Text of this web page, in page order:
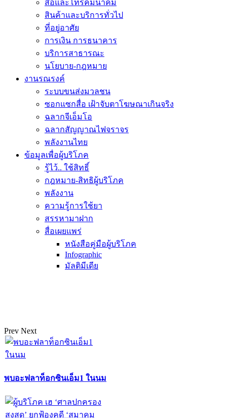
สื่อและโทรคมนาคม
สินค้าและบริการทั่วไป
ที่อยู่อาศัย
การเงิน การธนาคาร
บริการสาธารณะ
นโยบาย-กฎหมาย
งานรณรงค์
ระบบขนส่งมวลชน
ซอกแซกสื่อ เฝ้าจับตาโฆษณาเกินจริง
ฉลากจีเอ็มโอ
ฉลากสัญญาณไฟจราจร
พลังงานไทย
ข้อมูลเพื่อผู้บริโภค
รู้ไว้.. ใช้สิทธิ์
กฎหมาย-สิทธิผู้บริโภค
พลังงาน
ความรู้การใช้ยา
สรรหามาฝาก
สื่อเผยแพร่
หนังสือคู่มือผู้บริโภค
Infographic
มัลติมีเดีย
Prev Next
พบอะฟลาท็อกซินเอ็ม1 ในนม